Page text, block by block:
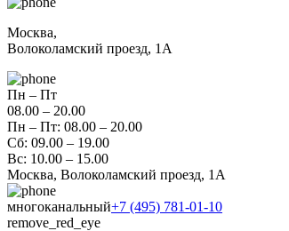
Москва,
Волоколамский проезд, 1А
Пн – Пт
08.00 – 20.00
Пн – Пт: 08.00 – 20.00
Сб: 09.00 – 19.00
Вс: 10.00 – 15.00
Москва, Волоколамский проезд, 1А
многоканальный+7 (495) 781-01-10
remove_red_eye